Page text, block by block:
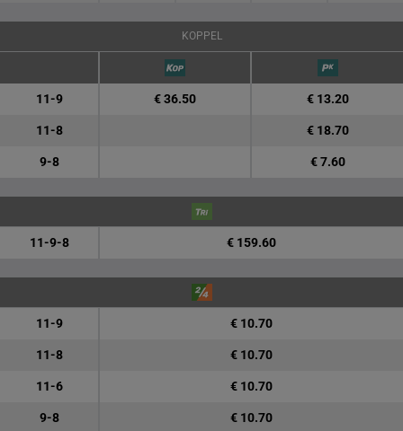
KOPPEL
11-9 € 36.50 € 13.20
11-8 € 18.70
9-8 € 7.60
11-9-8 € 159.60
11-9 € 10.70
11-8 € 10.70
11-6 € 10.70
9-8 € 10.70